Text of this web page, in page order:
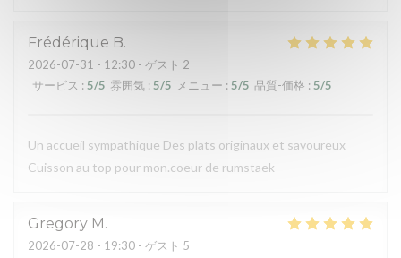
Frédérique B
2026-07-31 - 12:30 - ゲスト 2
サービス : 5/5 雰囲気 : 5/5 メニュー : 5/5 品質-価格 : 5/5
Un accueil sympathique Des plats originaux et savoureux
Cuisson au top pour mon.coeur de rumstaek
Gregory M
2026-07-28 - 19:30 - ゲスト 5